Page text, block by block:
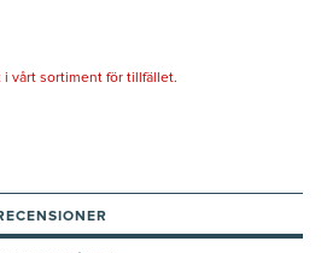
i vårt sortiment för tillfället.